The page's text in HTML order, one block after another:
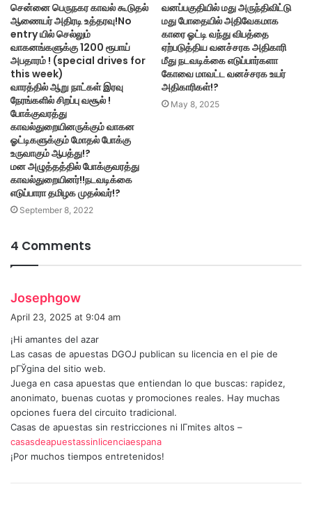
சென்னை பெருநகர காவல் கூடுதல்
ஆணையர் அதிரடி உத்தரவு!No
entry யில் செல்லும்
வாகனங்களுக்கு 1200 ரூபாய்
அபதாரம் ! (special drives for
this week)
வாரத்தில் ஆறு நாட்கள் இரவு
நேரங்களில் சிறப்பு வசூல் !
போக்குவரத்து
காவல்துறையினருக்கும் வாகன
ஓட்டிகளுக்கும் மோதல் போக்கு
உருவாகும் ஆபத்து!?
மன அழுத்தத்தில் போக்குவரத்து
காவல்துறையினர்!!நடவடிக்கை
எடுப்பாரா தமிழக முதல்வர்!?
September 8, 2022
வனப்பகுதியில் மது அருந்திவிட்டு
மது போதையில் அதிவேகமாக
காரை ஓட்டி வந்து விபத்தை
ஏற்படுத்திய வனச்சரக அதிகாரி
மீது நடவடிக்கை எடுப்பார்களா
கோவை மாவட்ட வனச்சரக உயர்
அதிகாரிகள்!?
May 8, 2025
4 Comments
Josephgow
s
:
April 23, 2025 at 9:04 am
¡Hi amantes del azar
Las casas de apuestas DGOJ publican su licencia en el pie de
pГЎgina del sitio web.
Juega en casa apuestas que entiendan lo que buscas: rapidez,
anonimato, buenas cuotas y promociones reales. Hay muchas
opciones fuera del circuito tradicional.
Casas de apuestas sin restricciones ni lГ­mites altos –
casasdeapuestassinlicenciaespana
¡Por muchos tiempos entretenidos!